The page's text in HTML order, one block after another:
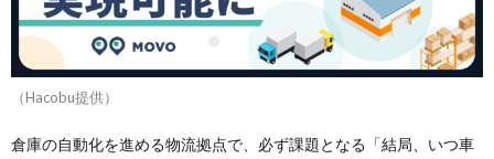
（Hacobu提供）
倉庫の自動化を進める物流拠点で、必ず課題となる「結局、いつ車